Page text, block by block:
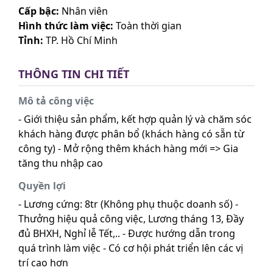
Cấp bậc: Nhân viên
Hình thức làm việc: Toàn thời gian
Tỉnh: TP. Hồ Chí Minh
THÔNG TIN CHI TIẾT
Mô tả công việc
- Giới thiệu sản phẩm, kết hợp quản lý và chăm sóc
khách hàng được phân bổ (khách hàng có sẵn từ
công ty) - Mở rộng thêm khách hàng mới => Gia
tăng thu nhập cao
Quyền lợi
- Lương cứng: 8tr (Không phụ thuộc doanh số) -
Thưởng hiệu quả công việc, Lương tháng 13, Đầy
đủ BHXH, Nghỉ lễ Tết,.. - Được hướng dẫn trong
quá trình làm việc - Có cơ hội phát triển lên các vị
trí cao hơn